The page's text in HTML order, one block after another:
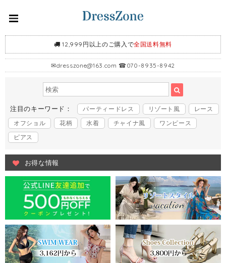
12,999円以上のご購入で全国送料無料
✉dresszone@163.com ☎070-8935-8942
注目のキーワード： パーティードレス リゾート風
レース
オフショル
花柄 水着 チャイナ風
ワンピース
ピアス
お得な情報